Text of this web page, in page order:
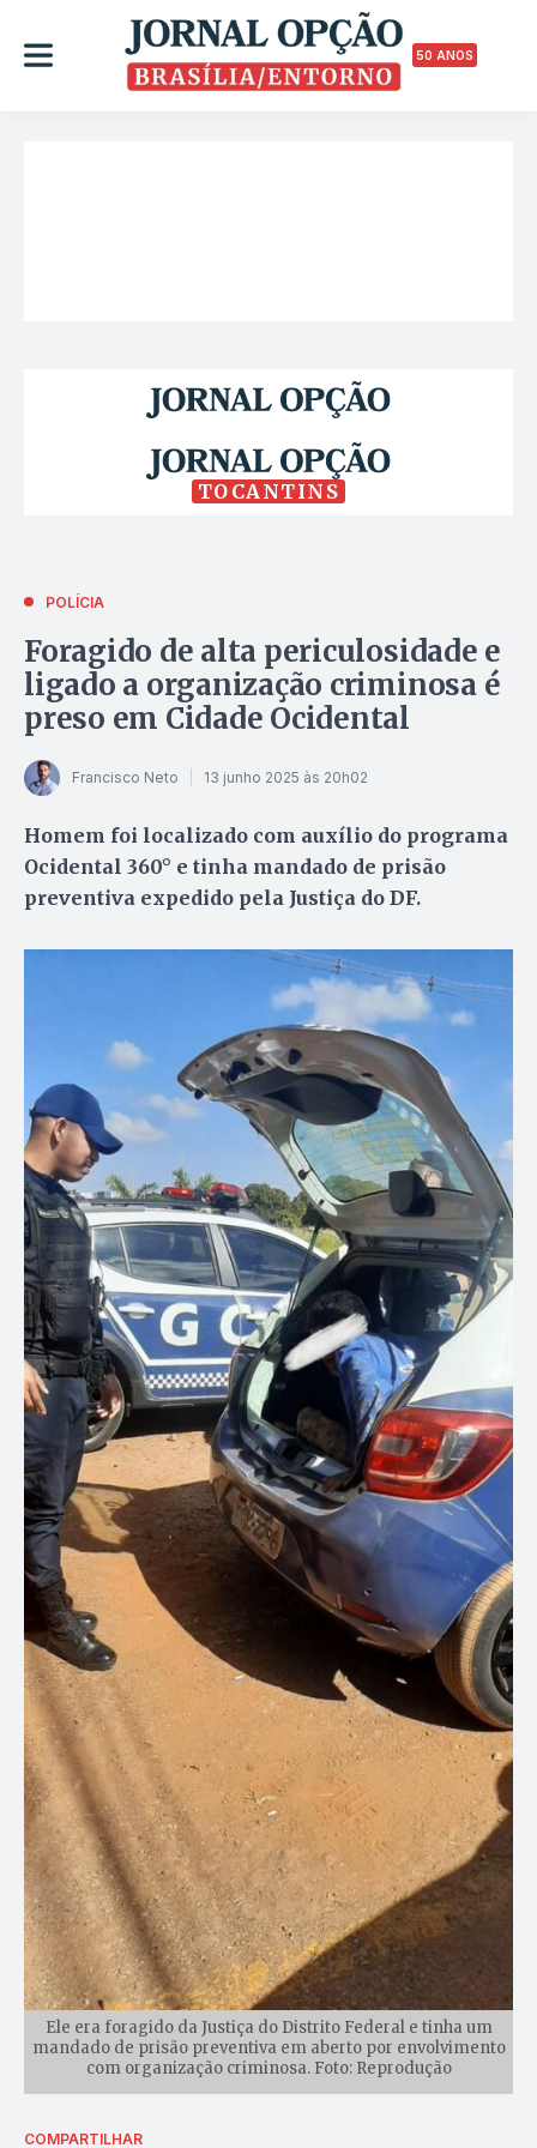
50 ANOS
TOCANTINS
POLÍCIA
Foragido de alta periculosidade e
ligado a organização criminosa é
preso em Cidade Ocidental
Francisco Neto 13 junho 2025 às 20h02
Homem foi localizado com auxílio do programa
Ocidental 360° e tinha mandado de prisão
preventiva expedido pela Justiça do DF.
Ele era foragido da Justiça do Distrito Federal e tinha um
mandado de prisão preventiva em aberto por envolvimento
com organização criminosa. Foto: Reprodução
COMPARTILHAR